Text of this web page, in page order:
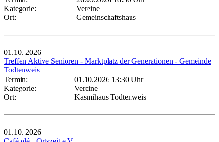
Kategorie:
Vereine
Ort:
Gemeinschaftshaus
01.10. 2026
Treffen Aktive Senioren - Marktplatz der Generationen - Gemeinde
Todtenweis
Termin:
01.10.2026 13:30 Uhr
Kategorie:
Vereine
Ort:
Kasmihaus Todtenweis
01.10. 2026